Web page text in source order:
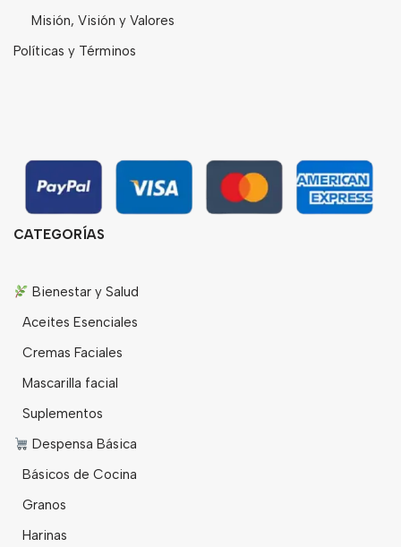
Misión, Visión y Valores
Políticas y Términos
CATEGORÍAS
Bienestar y Salud
Aceites Esenciales
Cremas Faciales
Mascarilla facial
Suplementos
Despensa Básica
Básicos de Cocina
Granos
Harinas